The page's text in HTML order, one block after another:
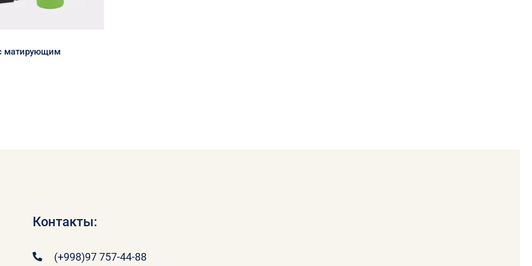
матирующим
Контакты:
(+998)97 757-44-88